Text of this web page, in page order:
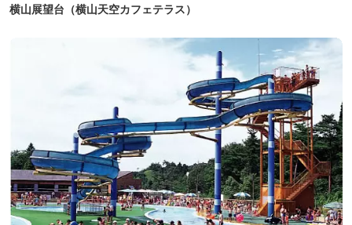
横山展望台（横山天空カフェテラス）